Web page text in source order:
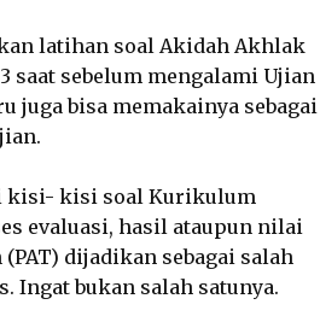
latihan soal Akidah Akhlak
saat sebelum mengalami Ujian
juga bisa memakainya sebagai
kisi- kisi soal Kurikulum
evaluasi, hasil ataupun nilai
dijadikan sebagai salah
Ingat bukan salah satunya.